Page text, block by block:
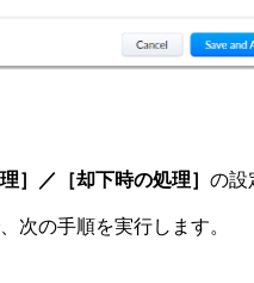
］／［却下時の処理］ の設
次の手順を実行します。